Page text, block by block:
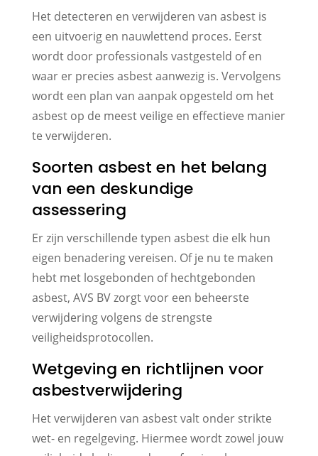
Het detecteren en verwijderen van asbest is
een uitvoerig en nauwlettend proces. Eerst
wordt door professionals vastgesteld of en
waar er precies asbest aanwezig is. Vervolgens
wordt een plan van aanpak opgesteld om het
asbest op de meest veilige en effectieve manier
te verwijderen.
Soorten asbest en het belang
van een deskundige
assessering
Er zijn verschillende typen asbest die elk hun
eigen benadering vereisen. Of je nu te maken
hebt met losgebonden of hechtgebonden
asbest, AVS BV zorgt voor een beheerste
verwijdering volgens de strengste
veiligheidsprotocollen.
Wetgeving en richtlijnen voor
asbestverwijdering
Het verwijderen van asbest valt onder strikte
wet- en regelgeving. Hiermee wordt zowel jouw